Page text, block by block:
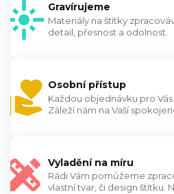
Gravírujeme
Materiály na štítky
detail, přesnost a odolnost.
Osobní přístup
Každou objednávku pro Vás
Záleží nám na Vaší
Vyladění na míru
Rádi Vám pomůžeme
vlastní tvar, či design štítku.